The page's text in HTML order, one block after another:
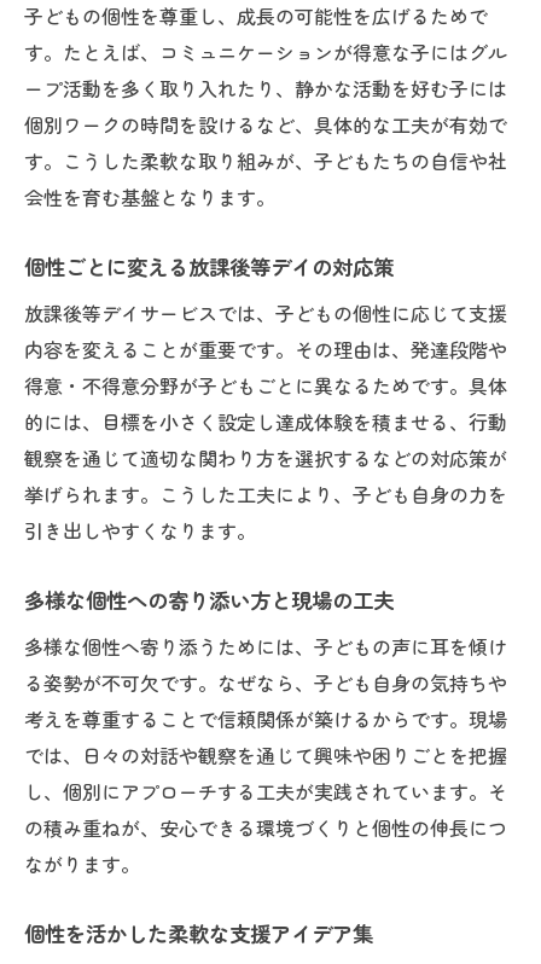
子どもの個性を尊重し、成長の可能性を広げるためで
す。たとえば、コミュニケーションが得意な子にはグル
ープ活動を多く取り入れたり、静かな活動を好む子には
個別ワークの時間を設けるなど、具体的な工夫が有効で
す。こうした柔軟な取り組みが、子どもたちの自信や社
会性を育む基盤となります。
個性ごとに変える放課後等デイの対応策
放課後等デイサービスでは、子どもの個性に応じて支援
内容を変えることが重要です。その理由は、発達段階や
得意・不得意分野が子どもごとに異なるためです。具体
的には、目標を小さく設定し達成体験を積ませる、行動
観察を通じて適切な関わり方を選択するなどの対応策が
挙げられます。こうした工夫により、子ども自身の力を
引き出しやすくなります。
多様な個性への寄り添い方と現場の工夫
多様な個性へ寄り添うためには、子どもの声に耳を傾け
る姿勢が不可欠です。なぜなら、子ども自身の気持ちや
考えを尊重することで信頼関係が築けるからです。現場
では、日々の対話や観察を通じて興味や困りごとを把握
し、個別にアプローチする工夫が実践されています。そ
の積み重ねが、安心できる環境づくりと個性の伸長につ
ながります。
個性を活かした柔軟な支援アイデア集